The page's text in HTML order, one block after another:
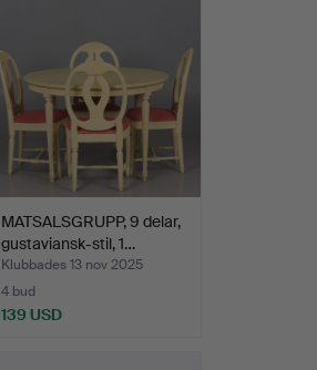
MATSALSGRUPP, 9 delar,
gustaviansk-stil, 1…
Klubbades 13 nov 2025
4 bud
139 USD